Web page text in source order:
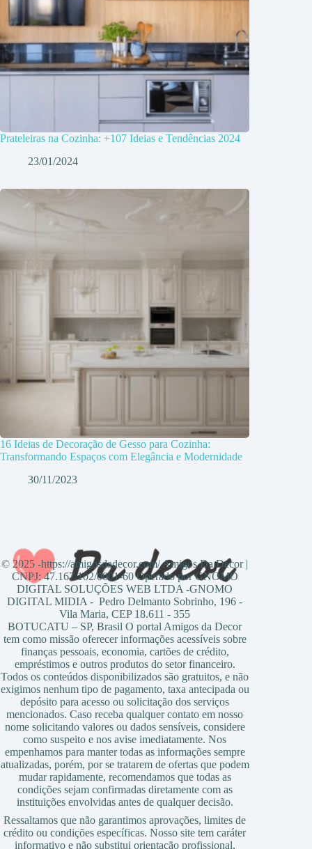
Prateleiras na Cozinha: +107 Ideias e Tendências 2024
23/01/2024
16 Ideias de Decoração de Gesso para Cozinha:
Transformando Espaços com Elegância e Modernidade
30/11/2023
© 2025 -https://amigosdadecor.com/ Amigos Da Decor |
CNPJ: 47.167.102/0001-60 Operado por GNOMO
DIGITAL SOLUÇÕES WEB LTDA -GNOMO
DIGITAL MIDIA - Pedro Delmanto Sobrinho, 196 -
Vila Maria, CEP 18.611 - 355
BOTUCATU – SP, Brasil O portal Amigos da Decor
tem como missão oferecer informações acessíveis sobre
finanças pessoais, economia, cartões de crédito,
empréstimos e outros produtos do setor financeiro.
Todos os conteúdos disponibilizados são gratuitos, e não
exigimos nenhum tipo de pagamento, taxa antecipada ou
depósito para acesso ou solicitação dos serviços
mencionados. Caso receba qualquer contato em nosso
nome solicitando valores ou dados sensíveis, considere
como suspeito e nos avise imediatamente. Nos
empenhamos para manter todas as informações sempre
atualizadas, porém, por se tratarem de ofertas que podem
mudar rapidamente, recomendamos que todas as
condições sejam confirmadas diretamente com as
instituições envolvidas antes de qualquer decisão.
Ressaltamos que não garantimos aprovações, limites de
crédito ou condições específicas. Nosso site tem caráter
informativo e não substitui orientação profissional,